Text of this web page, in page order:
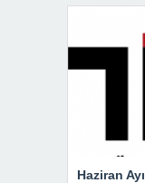
Haziran